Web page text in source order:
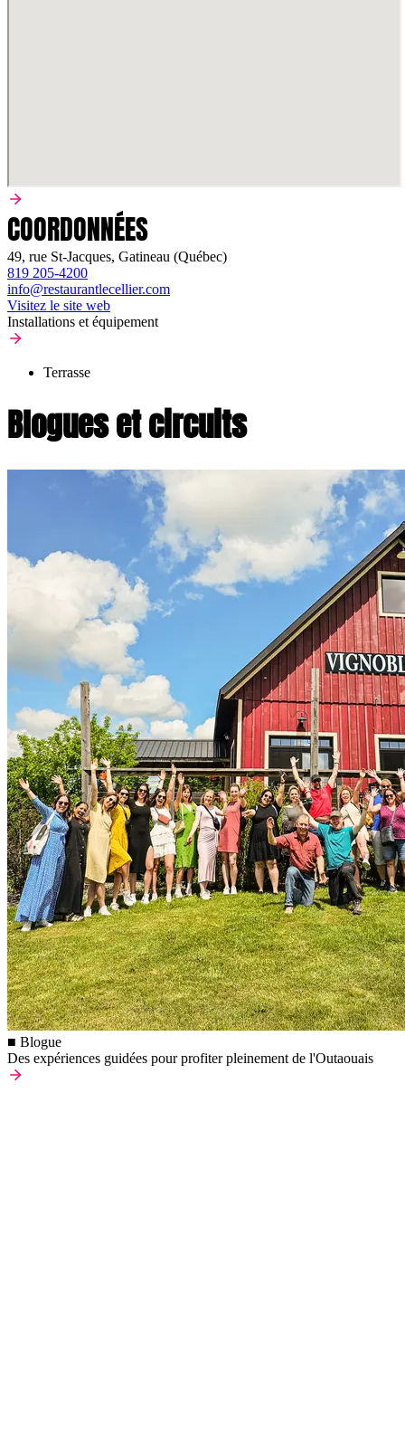
COORDONNÉES
49, rue St-Jacques, Gatineau (Québec)
819 205-4200
info@restaurantlecellier.com
Visitez le site web
Installations et équipement
Terrasse
Blogues et circuits
■ Blogue
Des expériences guidées pour profiter pleinement de l'Outaouais